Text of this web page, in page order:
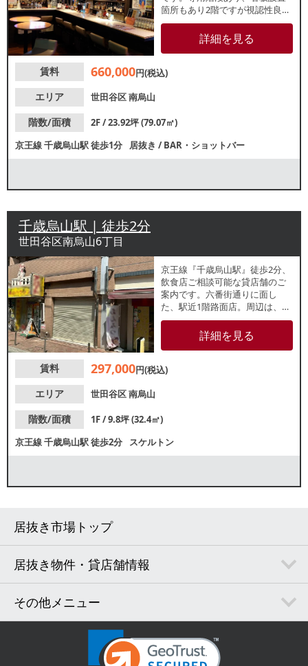
箇所もあり2階ですが視認性良好
です。各種飲食店ご相談可能で
すので、お気軽にお問合せくだ
詳細を見る
賃料 660,000円(税込)
エリア
世田谷区南烏山
階数/面積
2F / 23.92坪 (79.07㎡)
京王線千歳烏山駅徒歩1分 居抜き /BAR・ショットバー
千歳烏山駅 | 徒歩2分
世田谷区南烏山6丁目
京王線『千歳烏山駅』徒歩2分、
飲食店ご相談可能な貸店舗のご
案内です。六番街通りに面し
た、駅近1階路面店。周辺は、居
酒屋やラーメン屋など数多くの
店舗が賑わっており、地域住民
を中心とした集客が期待できま
せください。
詳細を見る
賃料 297,000円(税込)
エリア
世田谷区南烏山
階数/面積
1F / 9.8坪 (32.4㎡)
京王線千歳烏山駅徒歩2分 スケルトン
居抜き市場トップ
居抜き物件・貸店舗情報
その他メニュー